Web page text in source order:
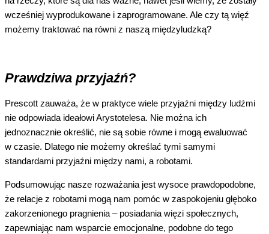
wcześniej wyprodukowane i zaprogramowane. Ale czy tą więź
możemy traktować na równi z naszą międzyludzką?
Prawdziwa przyjaźń?
Prescott zauważa, że w praktyce wiele przyjaźni między ludźmi
nie odpowiada ideałowi Arystotelesa. Nie można ich
jednoznacznie określić, nie są sobie równe i mogą ewaluować
w czasie. Dlatego nie możemy określać tymi samymi
standardami przyjaźni między nami, a robotami.
Podsumowując nasze rozważania jest wysoce prawdopodobne,
że relacje z robotami mogą nam pomóc w zaspokojeniu głęboko
zakorzenionego pragnienia – posiadania więzi społecznych,
zapewniając nam wsparcie emocjonalne, podobne do tego